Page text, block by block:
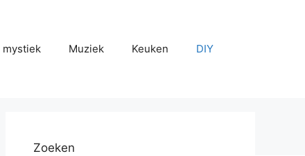
mystiek Muziek Keuken DIY
Zoeken